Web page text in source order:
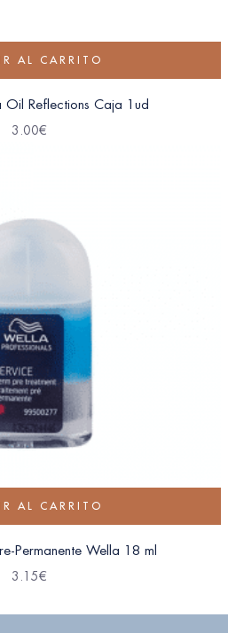
AL CARRITO
Oil Reflections Caja 1ud
3.00€
AL CARRITO
Permanente Wella 18 ml
3.15€